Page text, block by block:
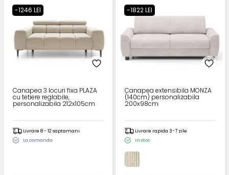
-1246 LEI
Canapea 3 locuri fixa PLAZA
cu tetiere reglabile,
personalizabila 212x105cm
Livrare 8 - 12 saptamani
La comanda
-1822 LEI
Canapea extensibila MONZA
(140cm) personalizabila
200x98cm
Livrare rapida 3-7 zile
In stoc